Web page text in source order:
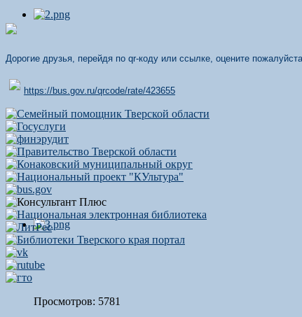
Дорогие друзья, перейдя по qr-коду или ссылке, оцените
https://bus.gov.ru/qrcode/rate/423655
Просмотров: 5781